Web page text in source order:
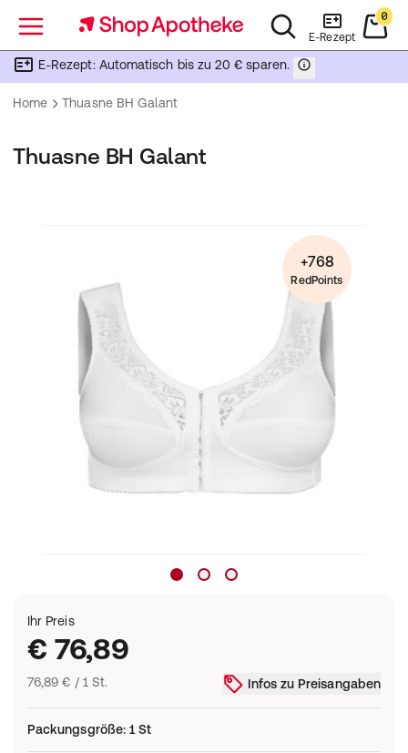
Menü E-Rezept
0
E-Rezept: Automatisch bis zu 20 € sparen.
Home Thuasne BH Galant
Thuasne BH Galant
+768
RedPoints
Ihr Preis
€ 76,89
76,89 € / 1 St. Infos zu Preisangaben
Packungsgröße:1 St